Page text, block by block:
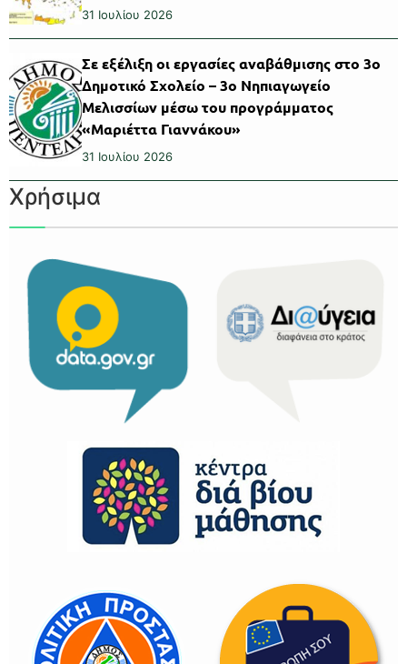
31 Ιουλίου 2026
Σε εξέλιξη οι εργασίες αναβάθμισης στο 3ο
Δημοτικό Σχολείο – 3ο Νηπιαγωγείο
Μελισσίων μέσω του προγράμματος
«Μαριέττα Γιαννάκου»
31 Ιουλίου 2026
Χρήσιμα